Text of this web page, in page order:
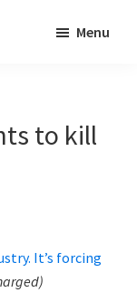
Menu
to kill
It’s forcing
)